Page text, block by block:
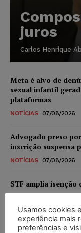
juros
Carlos Henrique
Meta é alvo de
sexual infantil
plataformas
NOTÍCIAS 07/08/2026
Advogado preso
inscrição suspensa
NOTÍCIAS 07/08/2026
STF amplia isenção
novos para
DIREITO TRIBUTÁRIO
Usamos cookies
experiência mais
preferências e